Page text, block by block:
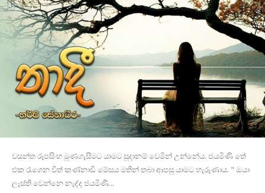
වසන්ත රූපසිංහ මුණගැසීමට යාමට සූදානම් වෙමින් උන්නේය. ජයමිණි තේ
එක රැගෙන විත් කණ්නාඩි මේසය මතින් තබා ආපසු යාමට හැරුණාය. " ඔයා
ලෑස්ති වෙන්නෙ නැද්ද ජයමිණි...